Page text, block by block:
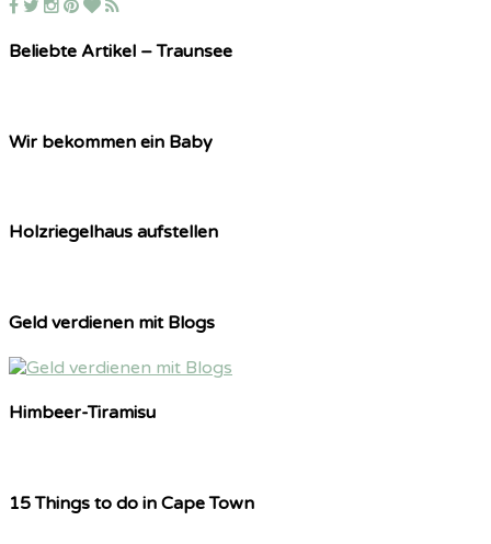
Beliebte Artikel – Traunsee
Wir bekommen ein Baby
Holzriegelhaus aufstellen
Geld verdienen mit Blogs
Himbeer-Tiramisu
15 Things to do in Cape Town